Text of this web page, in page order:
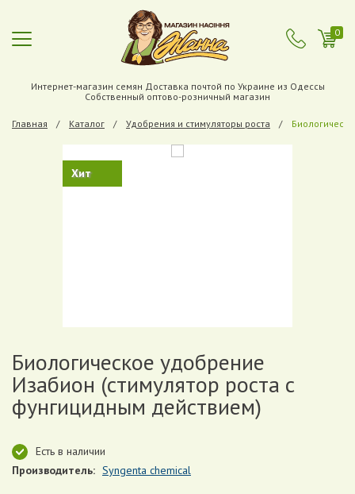
0
Интернет-магазин семян Доставка почтой по Украине из Одессы
Собственный оптово-розничный магазин
Главная Каталог Удобрения и стимуляторы роста
Хит
Биологическое удобрение
Изабион (стимулятор роста с
фунгицидным действием)
Есть в наличии
Производитель: Syngenta chemical